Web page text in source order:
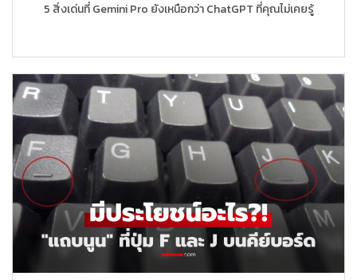
5 สิ่งเด่นที่ Gemini Pro ยังเหนือกว่า ChatGPT ที่คุณไม่เคยรู้